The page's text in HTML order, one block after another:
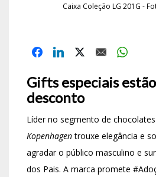
Caixa Coleção LG 201G -
Gifts especiais
desconto
Líder no segmento de
Kopenhagentrouxe elegância e
agradar o público masculino e
dos Pais. A marca promete